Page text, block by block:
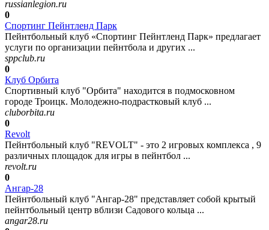
russianlegion.ru
0
Спортинг Пейнтленд Парк
Пейнтбольный клуб «Спортинг Пейнтленд Парк» предлагает
услуги по организации пейнтбола и других ...
sppclub.ru
0
Клуб Орбита
Спортивный клуб "Орбита" находится в подмосковном
городе Троицк. Молодежно-подрастковый клуб ...
cluborbita.ru
0
Revolt
Пейнтбольный клуб "REVOLT" - это 2 игровых комплекса , 9
различных площадок для игры в пейнтбол ...
revolt.ru
0
Ангар-28
Пейнтбольный клуб "Ангар-28" представляет собой крытый
пейнтбольный центр вблизи Садового кольца ...
angar28.ru